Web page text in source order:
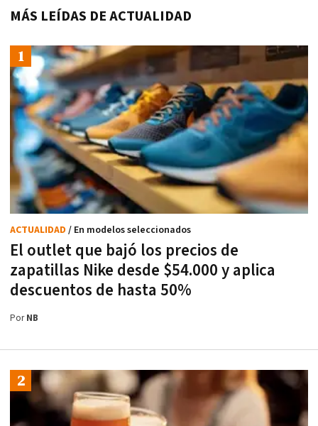
MÁS LEÍDAS DE ACTUALIDAD
El outlet que bajó los precios de
zapatillas Nike desde $54.000 y aplica
descuentos de hasta 50%
ACTUALIDAD / En modelos seleccionados
PorNB